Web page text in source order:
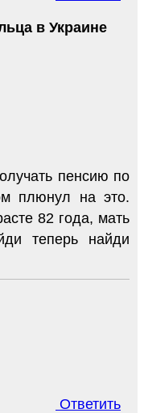
в Украине
пенсию по
плюнул на это.
82 года, мать
теперь найди
Ответить